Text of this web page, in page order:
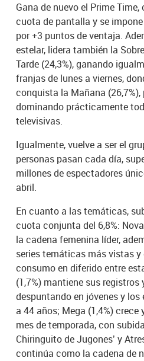
Gana de nuevo el Prime Time,
cuota de pantalla y se
por +3 puntos de ventaja.
estelar, lidera también la
Tarde (24,3%), ganando
franjas de lunes a viernes,
conquista la Mañana
dominando prácticamente
televisivas.
Igualmente, vuelve a ser el
personas pasan cada día,
millones de espectadores
abril.
En cuanto a las temáticas,
cuota conjunta del 6,8%:
la cadena femenina líder,
series temáticas más vistas y
consumo en diferido entre
(1,7%) mantiene sus registros
despuntando en jóvenes y los
a 44 años; Mega (1,4%)
mes de temporada, con
Chiringuito de Jugones’ y
continúa como la cadena de